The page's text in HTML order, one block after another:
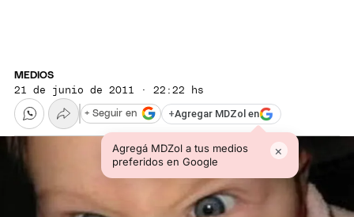
MEDIOS
21 de junio de 2011 · 22:22 hs
+Agregar MDZol en
Agregá MDZol a tus medios
preferidos en Google
×
+ Seguir en